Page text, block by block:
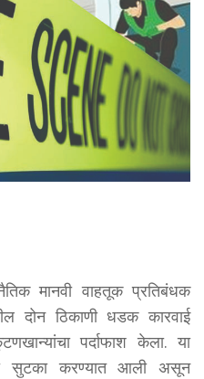
मानवी वाहतूक प्रतिबंधक
दोन ठिकाणी धडक कारवाई
पर्दाफाश केला. या
सुटका करण्यात आली असून